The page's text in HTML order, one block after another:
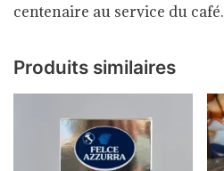
centenaire au service du café.
Produits similaires